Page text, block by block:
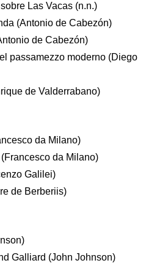
Las Vacas (n.n.)
(Antonio de Cabezón)
de Cabezón)
passamezzo moderno (Diego
de Valderrabano)
da Milano)
da Milano)
Galilei)
de Berberiis)
Galliard (John Johnson)